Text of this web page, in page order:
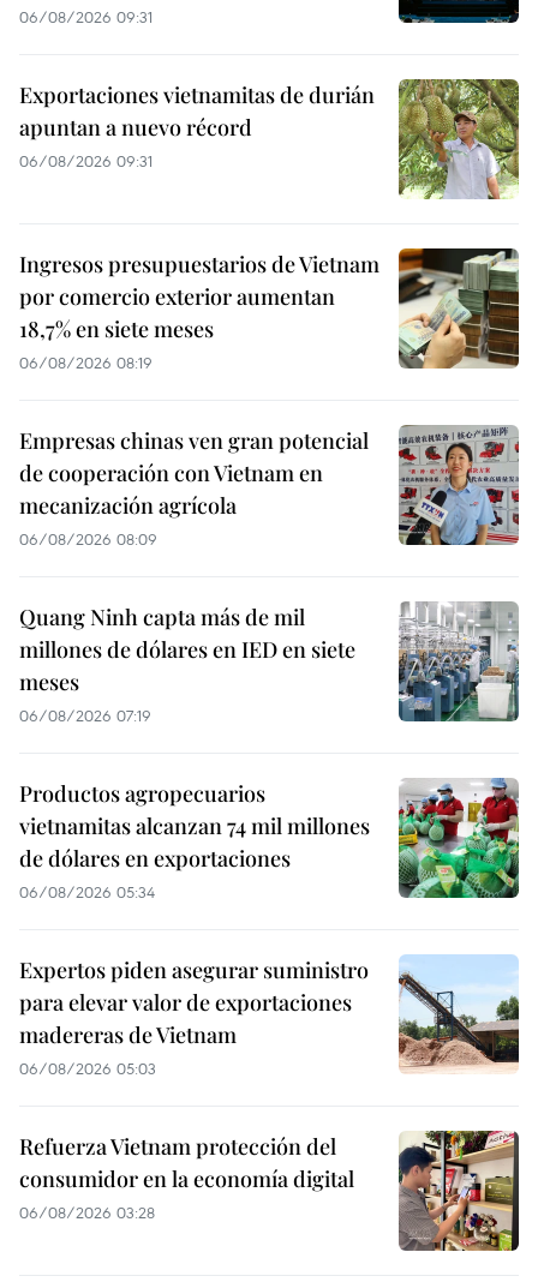
06/08/2026 09:31
Exportaciones vietnamitas de durián
apuntan a nuevo récord
06/08/2026 09:31
Ingresos presupuestarios de Vietnam
por comercio exterior aumentan
18,7% en siete meses
06/08/2026 08:19
Empresas chinas ven gran potencial
de cooperación con Vietnam en
mecanización agrícola
06/08/2026 08:09
Quang Ninh capta más de mil
millones de dólares en IED en siete
meses
06/08/2026 07:19
Productos agropecuarios
vietnamitas alcanzan 74 mil millones
de dólares en exportaciones
06/08/2026 05:34
Expertos piden asegurar suministro
para elevar valor de exportaciones
madereras de Vietnam
06/08/2026 05:03
Refuerza Vietnam protección del
consumidor en la economía digital
06/08/2026 03:28